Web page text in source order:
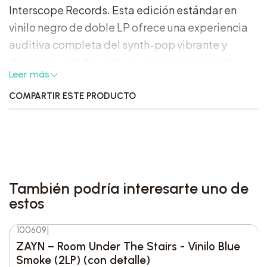
Interscope Records. Esta edición estándar en
vinilo negro de doble LP ofrece una experiencia
auditiva completa del synth-pop vibrante y
Gaga.
Características destacadas:
• Incluye póster desplegable con las letras de
• Arte de portada: fotografía en blanco y negro
Leer más
COMPARTIR ESTE PRODUCTO
También podría interesarte uno de
estos
-5% DESC.
100609
ZAYN – Room Under The Stairs - Vinilo Blue
Smoke (2LP) (con detalle)